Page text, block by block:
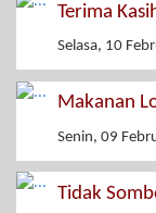
Terima
Selasa, 10
Makanan
Senin, 09
Tidak